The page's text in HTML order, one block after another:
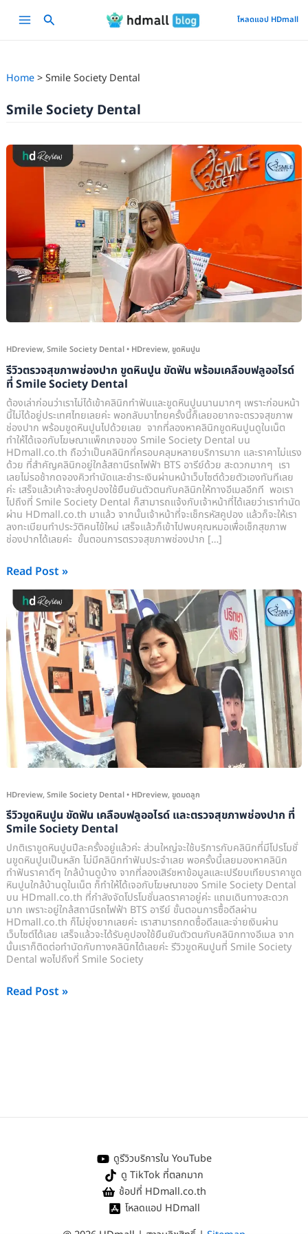
Main
โหลดแอป HDmall
Home Smile Society Dental
Smile Society Dental
HDreview, Smile Society Dental• HDreview, ขูดหินปูน
รีวิวตรวจสุขภาพช่องปาก ขูดหินปูน ขัดฟัน พร้อมเคลือบฟลูออไรด์
ที่ Smile Society Dental
ต้องเล่าก่อนว่าเราไม่ได้เข้าคลินิกทำฟันและขูดหินปูนนานมากๆ เพราะก่อนหน้า
นี้ไม่ได้อยู่ประเทศไทยเลยค่ะ พอกลับมาไทยครั้งนี้ก็เลยอยากจะตรวจสุขภาพ
ช่องปาก พร้อมขูดหินปูนไปด้วยเลย จากที่ลองหาคลินิกขูดหินปูนดูในเน็ต
ทำให้ได้เจอกับโฆษณาแพ็กเกจของ Smile Society Dental บน
HDmall.co.th ถือว่าเป็นคลินิกที่ครอบคลุมหลายบริการมาก และราคาไม่แรง
ด้วย ที่สำคัญคลินิกอยู่ใกล้สถานีรถไฟฟ้า BTS อารีย์ด้วย สะดวกมากๆ เรา
เลยไม่รอช้ากดจองคิวทำนัดและชำระเงินผ่านหน้าเว็บไซต์ด้วยตัวเองทันทีเลย
ค่ะ เสร็จแล้วเค้าจะส่งคูปองใช้ยืนยันตัวตนกับคลินิกให้ทางอีเมลอีกที พอเรา
ไปถึงที่ Smile Society Dental ก็สามารถแจ้งกับเจ้าหน้าที่ได้เลยว่าเราทำนัด
ผ่าน HDmall.co.th มาแล้ว จากนั้นเจ้าหน้าที่จะเช็กรหัสคูปอง แล้วก็จะให้เรา
ลงทะเบียนทำประวัติคนไข้ใหม่ เสร็จแล้วก็เข้าไปพบคุณหมอเพื่อเช็กสุขภาพ
ช่องปากได้เลยค่ะ ขั้นตอนการตรวจสุขภาพช่องปาก […]
รีวิว
ตรวจ
ขูด
หินปูน
ขัด
พร้อม
ฟลู
ออ
ไรด์
ที่
Smile
Society
Dental
Read Post »
HDreview, Smile Society Dental• HDreview, ขูดมดลูก
รีวิวขูดหินปูน ขัดฟัน เคลือบฟลูออไรด์ และตรวจสุขภาพช่องปาก ที่
Smile Society Dental
ปกติเราขูดหินปูนปีละครั้งอยู่แล้วค่ะ ส่วนใหญ่จะใช้บริการกับคลินิกที่มีโปรโมชั่
นขูดหินปูนเป็นหลัก ไม่มีคลินิกทำฟันประจำเลย พอครั้งนี้เลยมองหาคลินิก
ทำฟันราคาดีๆ ใกล้บ้านดูบ้าง จากที่ลองเสิร์ชหาข้อมูลและเปรียบเทียบราคาขูด
หินปูนใกล้บ้านดูในเน็ต ก็ทำให้ได้เจอกับโฆษณาของ Smile Society Dental
บน HDmall.co.th ที่กำลังจัดโปรโมชั่นลดราคาอยู่ค่ะ แถมเดินทางสะดวก
มาก เพราะอยู่ใกล้สถานีรถไฟฟ้า BTS อารีย์ ขั้นตอนการซื้อดีลผ่าน
HDmall.co.th ก็ไม่ยุ่งยากเลยค่ะ เราสามารถกดซื้อดีลและจ่ายเงินผ่าน
เว็บไซต์ได้เลย เสร็จแล้วจะได้รับคูปองใช้ยืนยันตัวตนกับคลินิกทางอีเมล จาก
นั้นเราก็ติดต่อทำนัดกับทางคลินิกได้เลยค่ะ รีวิวขูดหินปูนที่ Smile Society
Dental พอไปถึงที่ Smile Society
ขูด
หินปูน
ขัด
เคลือบ
ฟลู
ออ
ไรด์
สุขภาพ
ช่อง
ปาก
ที่
Smile
Society
Dental
Read Post »
ดูรีวิวบริการใน YouTube
ดู TikTok ที่ตลกมาก
ช้อปที่ HDmall.co.th
โหลดแอป HDmall